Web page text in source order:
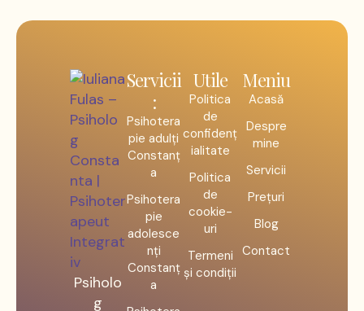
Psiholo
g
Servicii
:
Psihotera
pie adulți
Constanț
a
Psihotera
pie
adolesce
nți
Constanț
a
Utile
Politica
de
confidenț
ialitate
Politica
de
cookie-
uri
Termeni
și condiții
Meniu
Acasă
Despre
mine
Servicii
Prețuri
Blog
Contact